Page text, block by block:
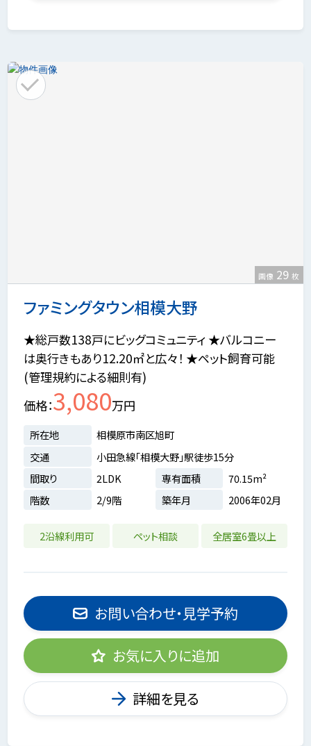
ファミングタウン相模大野
画像 29 枚
★総戸数138戸にビッグコミュニティ ★バルコニー
は奥行きもあり12.20㎡と広々！ ★ペット飼育可能
(管理規約による細則有)
価格 3,080万円
所在地
相模原市南区旭町
交通
小田急線「相模大野」駅徒歩15分
間取り
2LDK 専有面積
70.15m²
階数
2/9階 築年月 2006年02月
2沿線利用可 ペット相談 全居室6畳以上
お問い合わせ・見学予約
お気に入りに追加
詳細を見る